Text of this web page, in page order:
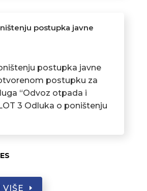
postupka javne
postupka javne
postupku za
“Odvoz otpada i
3 Odluka o poništenju
VIŠE